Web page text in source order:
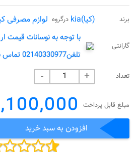
برند (کیا)kia درگروه لوازم مصرفی
گارانتی
با توجه به نوسانات قیمت
تلفن02140330977 تماس بگیرید
تعداد - +
مبلغ قابل پرداخت
افزودن به سبد خرید